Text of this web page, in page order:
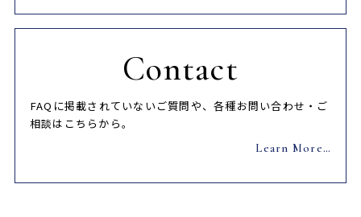
Contact
FAQに掲載されていないご質問や、各種お問い合わせ・ご
相談はこちらから。
Learn More…